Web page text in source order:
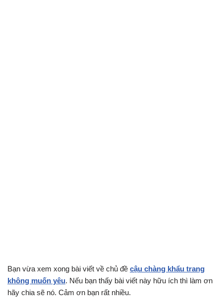
Bạn vừa xem xong bài viết về chủ đề cậu chàng khẩu trang
không muốn yêu. Nếu bạn thấy bài viết này hữu ích thì làm ơn
hãy chia sẽ nó. Cảm ơn bạn rất nhiều.